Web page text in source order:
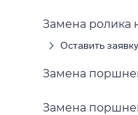
Замена ролика
Оставить заявку
Замена
Замена